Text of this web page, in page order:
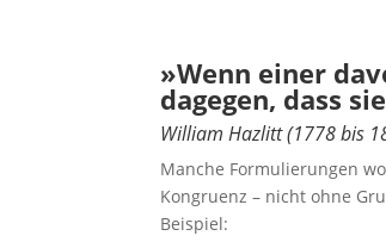
»Wenn einer
dagegen, dass
William Hazlitt (1778 bis
Manche Formulierungen
Kongruenz – nicht ohne
Beispiel: